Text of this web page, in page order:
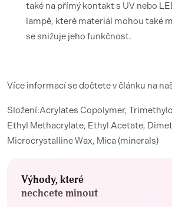
také na přímý kontakt s UV nebo
lampě, které materiál mohou také
se snižuje jeho funkčnost.
Více informací se dočtete v článku na
Složení:Acrylates Copolymer,
Ethyl Methacrylate, Ethyl Acetate,
Microcrystalline Wax, Mica (minerals)
Výhody, které
nechcete minout